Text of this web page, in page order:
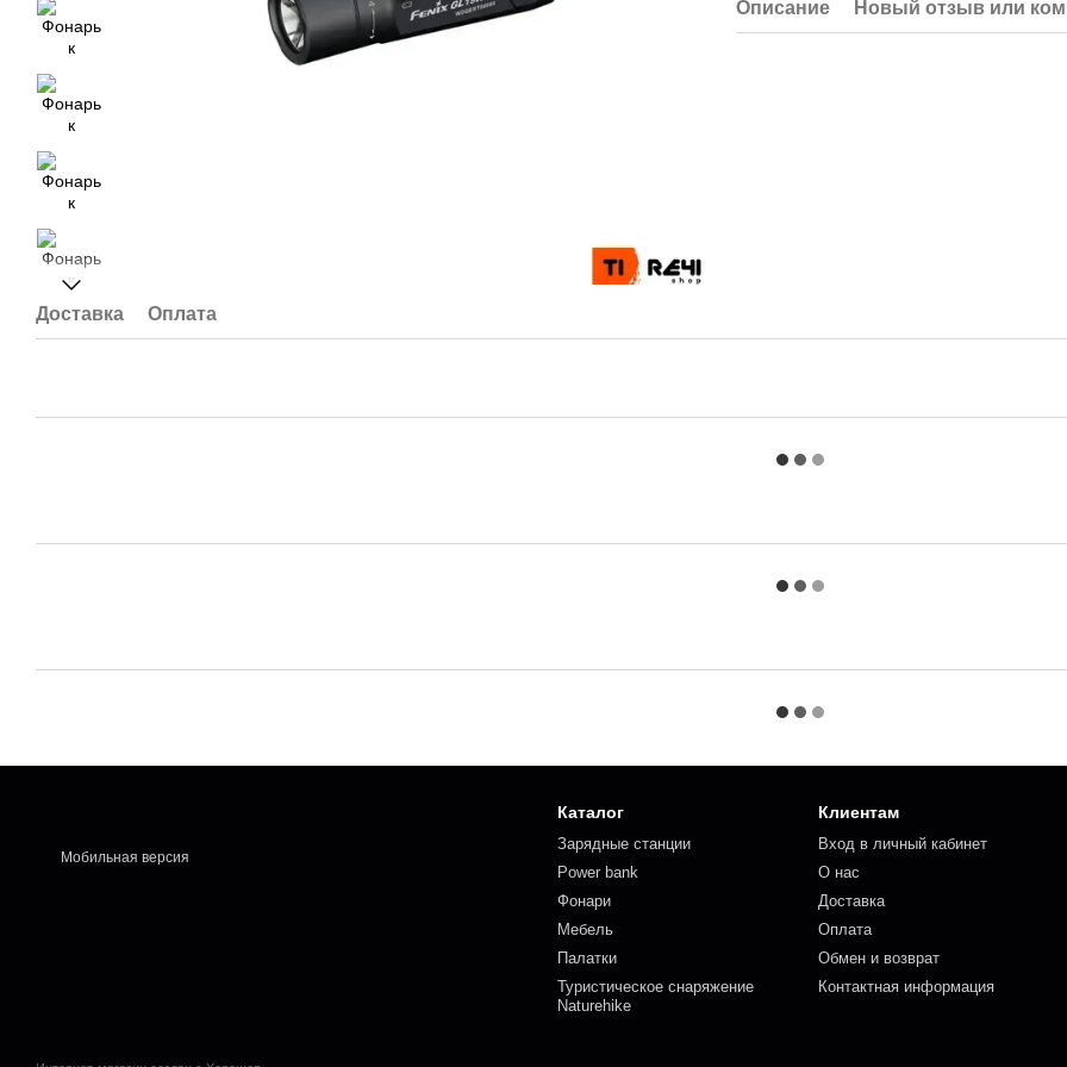
Описание Новый отзыв или
Доставка Оплата
Мобильная версия
Каталог
Зарядные станции
Power bank
Фонари
Мебель
Палатки
Туристическое снаряжение
Naturehike
Клиентам
Вход в личный кабинет
О нас
Доставка
Оплата
Обмен и возврат
Контактная информация